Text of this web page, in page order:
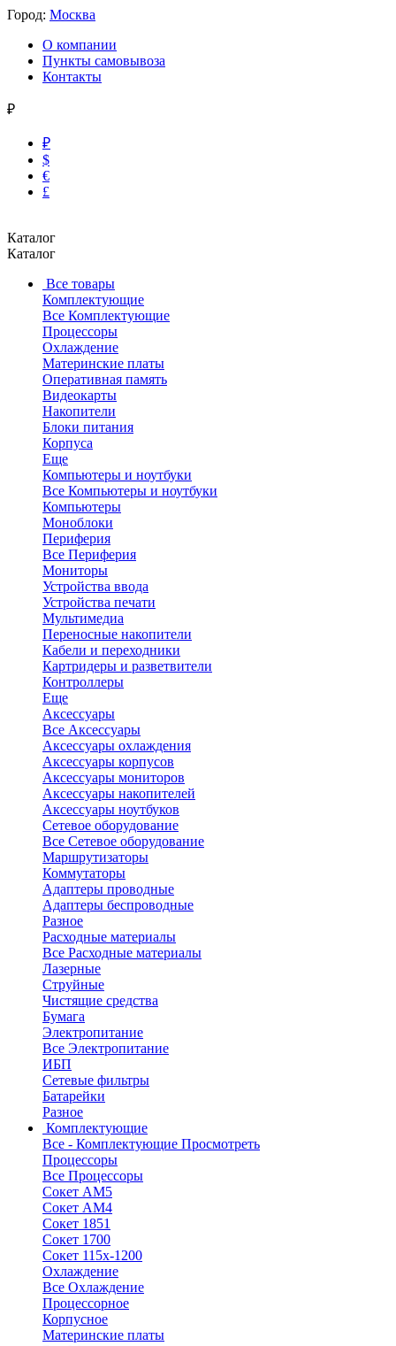
Город: Москва
О компании
Пункты самовывоза
Контакты
₽
₽
$
€
£
Каталог
Каталог
Все товары
Комплектующие
Все Комплектующие
Процессоры
Охлаждение
Материнские платы
Оперативная память
Видеокарты
Накопители
Блоки питания
Корпуса
Еще
Компьютеры и ноутбуки
Все Компьютеры и ноутбуки
Компьютеры
Моноблоки
Периферия
Все Периферия
Мониторы
Устройства ввода
Устройства печати
Мультимедиа
Переносные накопители
Кабели и переходники
Картридеры и разветвители
Контроллеры
Еще
Аксессуары
Все Аксессуары
Аксессуары охлаждения
Аксессуары корпусов
Аксессуары мониторов
Аксессуары накопителей
Аксессуары ноутбуков
Сетевое оборудование
Все Сетевое оборудование
Маршрутизаторы
Коммутаторы
Адаптеры проводные
Адаптеры беспроводные
Разное
Расходные материалы
Все Расходные материалы
Лазерные
Струйные
Чистящие средства
Бумага
Электропитание
Все Электропитание
ИБП
Сетевые фильтры
Батарейки
Разное
Комплектующие
Все - Комплектующие Просмотреть
Процессоры
Все Процессоры
Сокет АМ5
Сокет АМ4
Сокет 1851
Сокет 1700
Сокет 115х-1200
Охлаждение
Все Охлаждение
Процессорное
Корпусное
Материнские платы